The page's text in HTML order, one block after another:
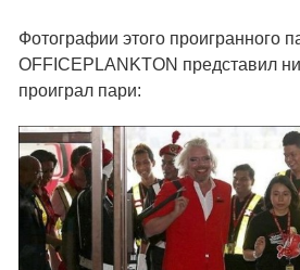
Фотографии этого проигранного
OFFICEPLANKTON представил
проиграл пари: